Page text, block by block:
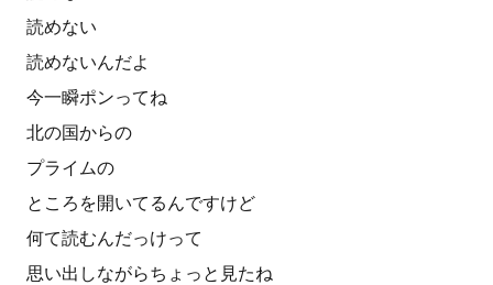
読めない
読めないんだよ
今一瞬ポンってね
北の国からの
プライムの
ところを開いてるんですけど
何て読むんだっけって
思い出しながらちょっと見たね